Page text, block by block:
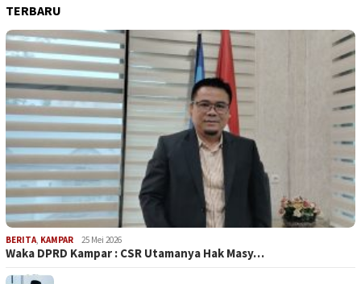
TERBARU
BERITA, KAMPAR 25 Mei 2026
Waka DPRD Kampar : CSR Utamanya Hak Masy…